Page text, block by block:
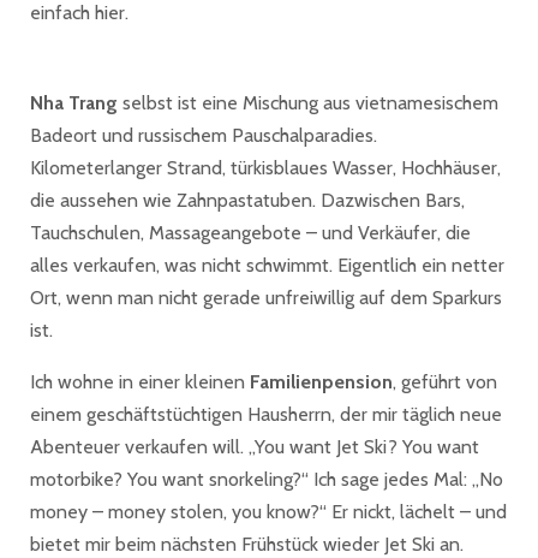
einfach hier.
Nha Trang selbst ist eine Mischung aus vietnamesischem
Badeort und russischem Pauschalparadies.
Kilometerlanger Strand, türkisblaues Wasser, Hochhäuser,
die aussehen wie Zahnpastatuben. Dazwischen Bars,
Tauchschulen, Massageangebote – und Verkäufer, die
alles verkaufen, was nicht schwimmt. Eigentlich ein netter
Ort, wenn man nicht gerade unfreiwillig auf dem Sparkurs
ist.
Ich wohne in einer kleinen Familienpension, geführt von
einem geschäftstüchtigen Hausherrn, der mir täglich neue
Abenteuer verkaufen will. „You want Jet Ski? You want
motorbike? You want snorkeling?“ Ich sage jedes Mal: „No
money – money stolen, you know?“ Er nickt, lächelt – und
bietet mir beim nächsten Frühstück wieder Jet Ski an.